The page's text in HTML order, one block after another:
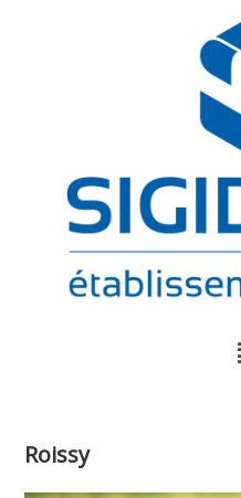
Roissy